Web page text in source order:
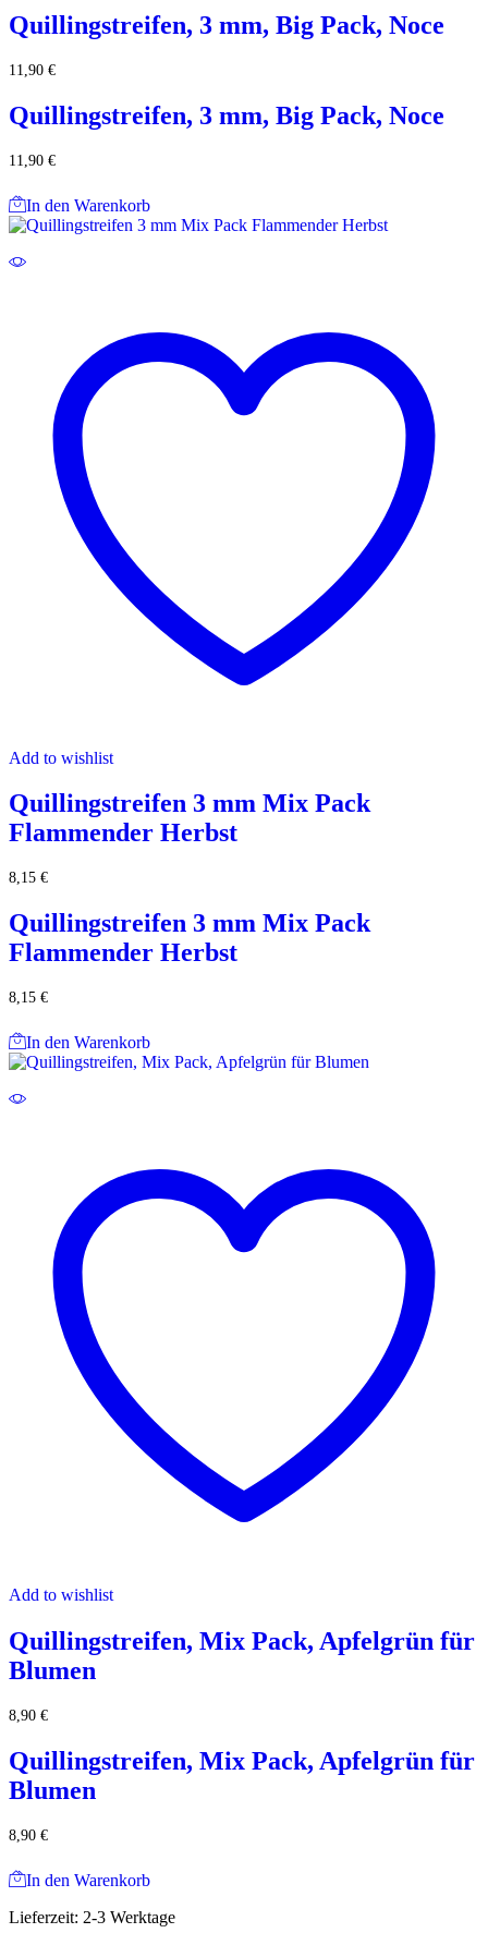
Quillingstreifen, 3 mm, Big Pack, Noce
11,90 €
Quillingstreifen, 3 mm, Big Pack, Noce
11,90 €
In den Warenkorb
Add to wishlist
Quillingstreifen 3 mm Mix Pack
Flammender Herbst
8,15 €
Quillingstreifen 3 mm Mix Pack
Flammender Herbst
8,15 €
In den Warenkorb
Add to wishlist
Quillingstreifen, Mix Pack, Apfelgrün für
Blumen
8,90 €
Quillingstreifen, Mix Pack, Apfelgrün für
Blumen
8,90 €
In den Warenkorb
Lieferzeit: 2-3 Werktage